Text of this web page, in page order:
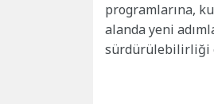
programlarına,
alanda yeni
sürdürülebilirliği